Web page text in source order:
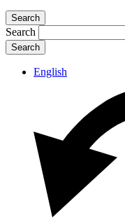
Search
Search
English